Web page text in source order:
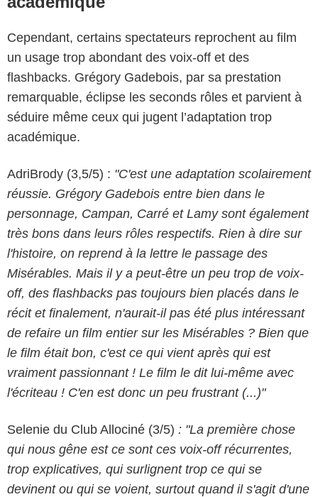
Cependant, certains spectateurs reprochent au film
un usage trop abondant des voix-off et des
flashbacks. Grégory Gadebois, par sa prestation
remarquable, éclipse les seconds rôles et parvient à
séduire même ceux qui jugent l’adaptation trop
académique.
AdriBrody (3,5/5) : "C'est une adaptation scolairement
réussie. Grégory Gadebois entre bien dans le
personnage, Campan, Carré et Lamy sont également
très bons dans leurs rôles respectifs. Rien à dire sur
l'histoire, on reprend à la lettre le passage des
Misérables. Mais il y a peut-être un peu trop de voix-
off, des flashbacks pas toujours bien placés dans le
récit et finalement, n'aurait-il pas été plus intéressant
de refaire un film entier sur les Misérables ? Bien que
le film était bon, c'est ce qui vient après qui est
vraiment passionnant ! Le film le dit lui-même avec
l'écriteau ! C'en est donc un peu frustrant (...)"
Selenie du Club Allociné (3/5) : "La première chose
qui nous gêne est ce sont ces voix-off récurrentes,
trop explicatives, qui surlignent trop ce qui se
devinent ou qui se voient, surtout quand il s'agit d'une